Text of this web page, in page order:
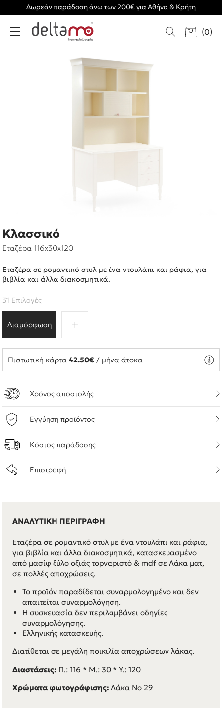
Δωρεάν παράδοση άνω των 200€ για Αθήνα & Κρήτη
(0)
Κλασσικό
Εταζέρα 116x30x120
Εταζέρα σε ρομαντικό στυλ με ένα ντουλάπι και ράφια, για
βιβλία και άλλα διακοσμητικά.
Διαμόρφωση
31 Επιλογές
Πιστωτική κάρτα 42.50€ / μήνα άτοκα
Χρόνος αποστολής
Εγγύηση προϊόντος
Κόστος παράδοσης
Επιστροφή
ΑΝΑΛΥΤΙΚΗ ΠΕΡΙΓΡΑΦΗ
Εταζέρα σε ρομαντικό στυλ με ένα ντουλάπι και ράφια,
για βιβλία και άλλα διακοσμητικά, κατασκευασμένο
από μασίφ ξύλο οξιάς τορναριστό & mdf σε Λάκα ματ,
σε πολλές αποχρώσεις.
Το προϊόν παραδίδεται συναρμολογημένο και δεν
απαιτείται συναρμολόγηση.
Η συσκευασία δεν περιλαμβάνει οδηγίες
συναρμολόγησης.
Ελληνικής κατασκευής.
Διατίθεται σε μεγάλη ποικιλία αποχρώσεων λάκας.
Διαστάσεις: Π.: 116 * M.: 30 * Y.: 120
Χρώματα φωτογράφισης: Λάκα Νο 29